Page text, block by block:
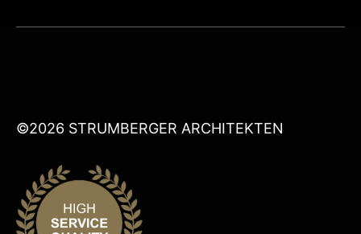
©2026 STRUMBERGER ARCHITEKTEN